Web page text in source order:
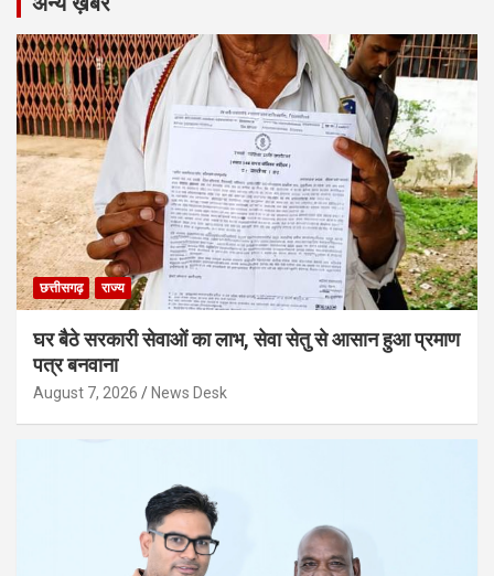
छत्तीसगढ़ राज्य
घर बैठे सरकारी सेवाओं का लाभ, सेवा सेतु से आसान हुआ प्रमाण
पत्र बनवाना
August 7, 2026 News Desk